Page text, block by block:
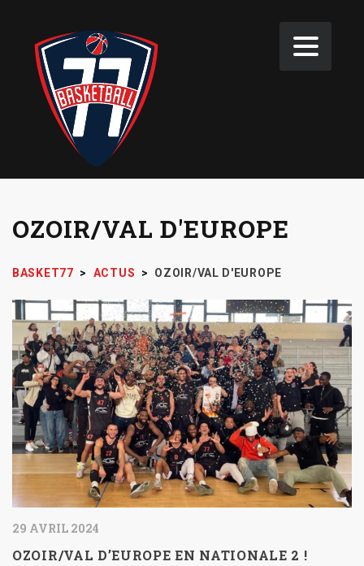
OZOIR/VAL D'EUROPE
BASKET77 > ACTUS > OZOIR/VAL D'EUROPE
29 AVRIL 2024
OZOIR/VAL D’EUROPE EN NATIONALE 2 !